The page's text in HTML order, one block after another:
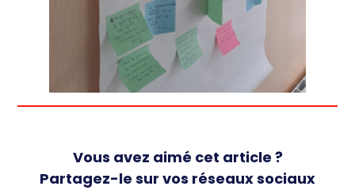
Vous avez aimé cet article ?
Partagez-le sur vos réseaux sociaux